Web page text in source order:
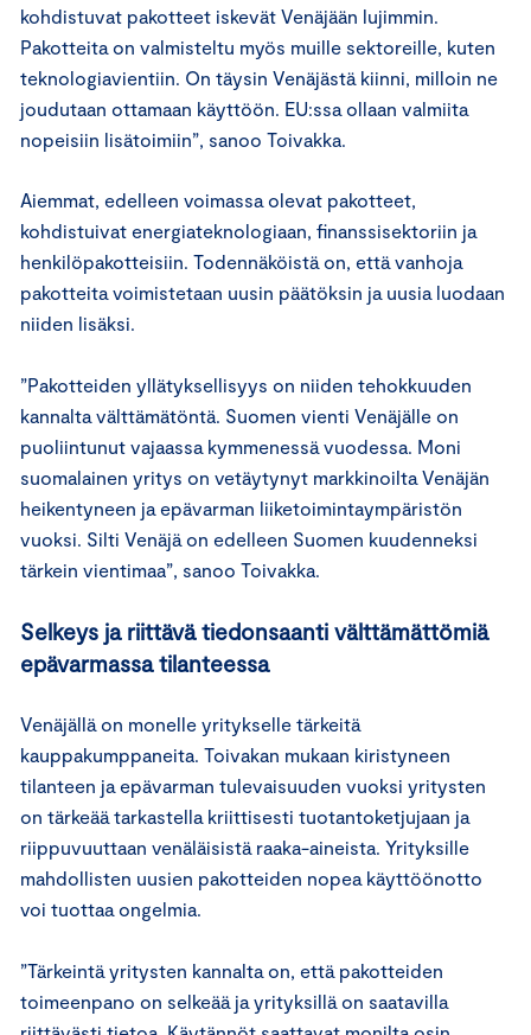
kohdistuvat pakotteet iskevät Venäjään lujimmin.
Pakotteita on valmisteltu myös muille sektoreille, kuten
teknologiavientiin. On täysin Venäjästä kiinni, milloin ne
joudutaan ottamaan käyttöön. EU:ssa ollaan valmiita
nopeisiin lisätoimiin”, sanoo Toivakka.
Aiemmat, edelleen voimassa olevat pakotteet,
kohdistuivat energiateknologiaan, finanssisektoriin ja
henkilöpakotteisiin. Todennäköistä on, että vanhoja
pakotteita voimistetaan uusin päätöksin ja uusia luodaan
niiden lisäksi.
”Pakotteiden yllätyksellisyys on niiden tehokkuuden
kannalta välttämätöntä. Suomen vienti Venäjälle on
puoliintunut vajaassa kymmenessä vuodessa. Moni
suomalainen yritys on vetäytynyt markkinoilta Venäjän
heikentyneen ja epävarman liiketoimintaympäristön
vuoksi. Silti Venäjä on edelleen Suomen kuudenneksi
tärkein vientimaa”, sanoo Toivakka.
Selkeys ja riittävä tiedonsaanti välttämättömiä
epävarmassa tilanteessa
Venäjällä on monelle yritykselle tärkeitä
kauppakumppaneita. Toivakan mukaan kiristyneen
tilanteen ja epävarman tulevaisuuden vuoksi yritysten
on tärkeää tarkastella kriittisesti tuotantoketjujaan ja
riippuvuuttaan venäläisistä raaka-aineista. Yrityksille
mahdollisten uusien pakotteiden nopea käyttöönotto
voi tuottaa ongelmia.
”Tärkeintä yritysten kannalta on, että pakotteiden
toimeenpano on selkeää ja yrityksillä on saatavilla